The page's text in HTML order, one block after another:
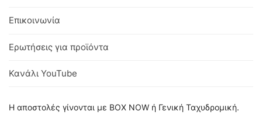
Επικοινωνία
Ερωτήσεις για προϊόντα
Κανάλι YouTube
Η αποστολές γίνονται με BOX NOW ή Γενική Ταχυδρομική.